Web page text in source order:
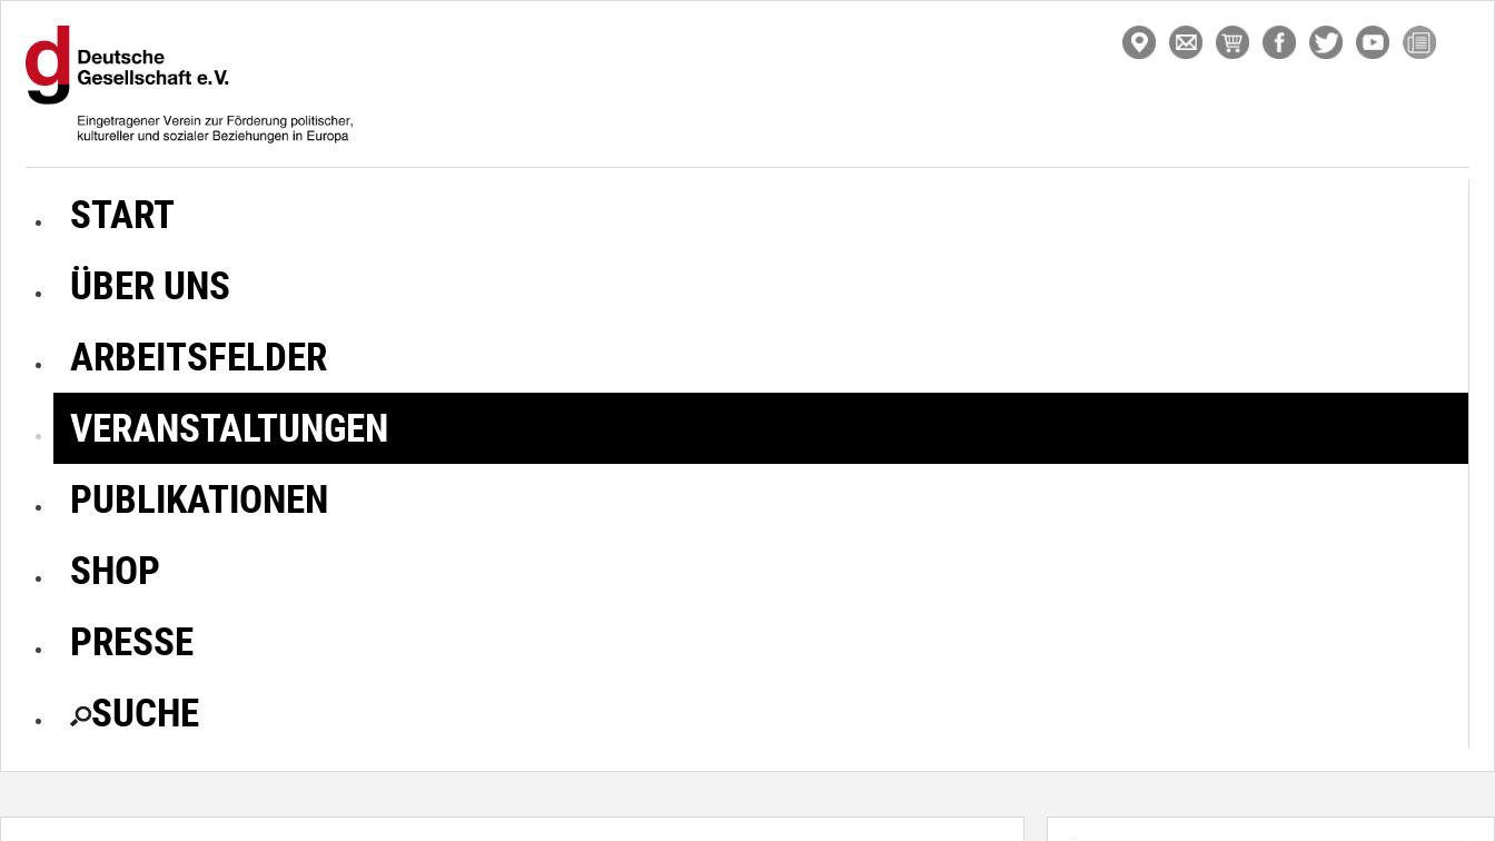
START
ÜBER UNS
ARBEITSFELDER
VERANSTALTUNGEN
PUBLIKATIONEN
SHOP
PRESSE
SUCHE